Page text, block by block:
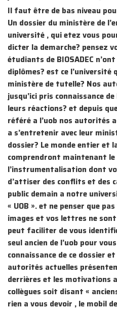
Il faut être de bas niveau
Un dossier du ministère de
université , qui etez vous
dicter la demarche? pensez
étudiants de BIOSADEC
diplômes? est ce l’université
ministère de tutelle? Nos
jusqu’ici pris connaissance
leurs réactions? et depuis
référé a l’uob nos autorités
a s’entretenir avec leur
dossier? Le monde entier et
comprendront maintenant le
l’instrumentalisation dont
d’attiser des conflits et des
public demain a notre
« UOB ». et ne penser que
images et vos lettres ne
peut faciliter de vous
seul ancien de l’uob pour
connaissance de ce dossier
autorités actuelles
derrières et les motivations
collègues soit disant «
rien a vous devoir , le mobil